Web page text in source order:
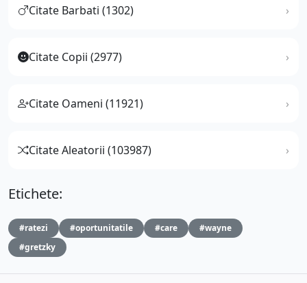
Citate Barbati (1302)
Citate Copii (2977)
Citate Oameni (11921)
Citate Aleatorii (103987)
Etichete:
#ratezi #oportunitatile #care
#wayne
#gretzky